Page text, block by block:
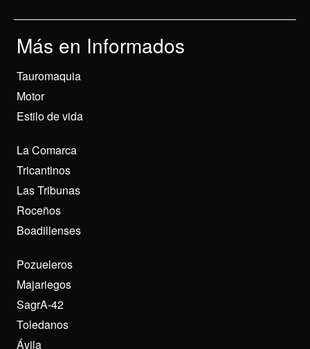
Más en Informados
Tauromaquia
Motor
Estilo de vida
La Comarca
Tricantinos
Las Tribunas
Roceños
Boadillenses
Pozueleros
Majariegos
SagrA-42
Toledanos
Ávila